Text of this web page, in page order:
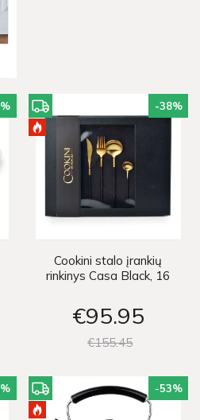
% -38%
Cookini stalo įrankių
rinkinys Casa Black, 16
€95 95
€15545
% -53%